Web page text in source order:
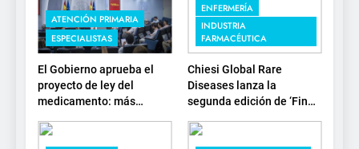
ATENCIÓN PRIMARIA
ESPECIALISTAS
El Gobierno aprueba el
proyecto de ley del
medicamento: más
estratégica y
ENFERMERÍA
INDUSTRIA
FARMACÉUTICA
Chiesi Global Rare
Diseases lanza la
segunda edición de ‘Find
investigación en